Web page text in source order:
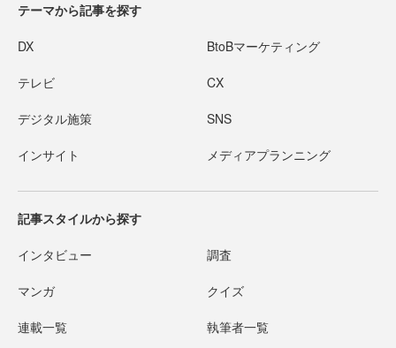
テーマから記事を探す
DX BtoBマーケティング
テレビ CX
デジタル施策 SNS
インサイト メディアプランニング
記事スタイルから探す
インタビュー 調査
マンガ クイズ
連載一覧 執筆者一覧